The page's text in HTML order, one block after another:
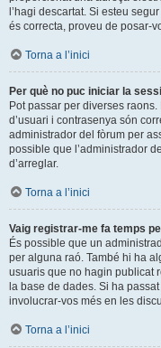
l’hagi descartat. Si esteu
és correcta, proveu de posar-
Torna a l’inici
Per què no puc iniciar la
Pot passar per diverses
d’usuari i contrasenya són
administrador del fòrum per
possible que l’administrador
d’arreglar.
Torna a l’inici
Vaig registrar-me fa temps
És possible que un
per alguna raó. També hi ha
usuaris que no hagin publicat
la base de dades. Si ha
involucrar-vos més en les
Torna a l’inici